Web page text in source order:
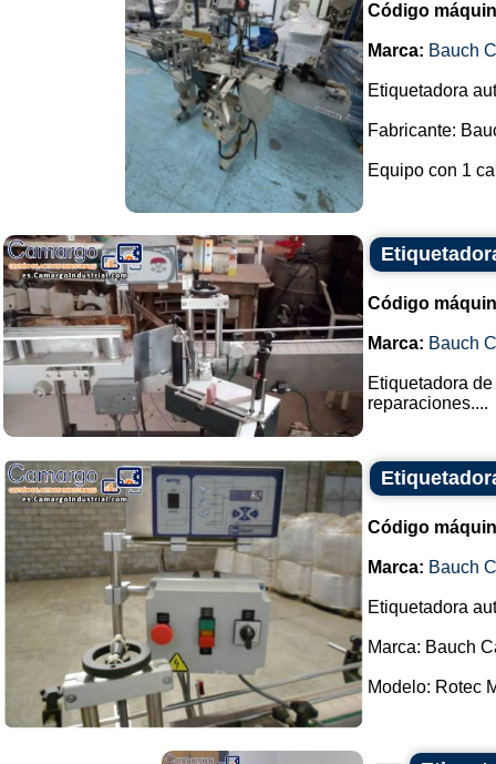
Código
Marca: Bauch
Etiquetadora
Fabricante:
Equipo con 1
Código
Marca: Bauch
Etiquetadora
reparaciones....
Código
Marca: Bauch
Etiquetadora
Marca: Bauch
Modelo: Rotec